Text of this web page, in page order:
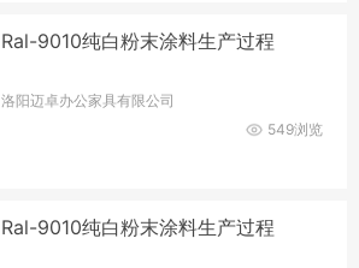
Ral-9010纯白粉末涂料生产过程
洛阳迈卓办公家具有限公司
549浏览
Ral-9010纯白粉末涂料生产过程